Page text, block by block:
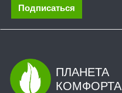
Подписаться
ПЛАНЕТА
КОМФОРТА